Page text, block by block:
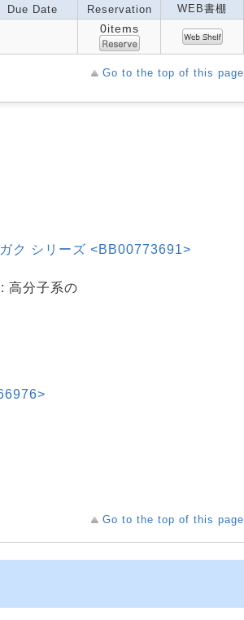
Due Date Reservation WEB書棚
0items
Go to the top of this page
ク シリーズ <BB00773691>
高分子系の
Go to the top of this page